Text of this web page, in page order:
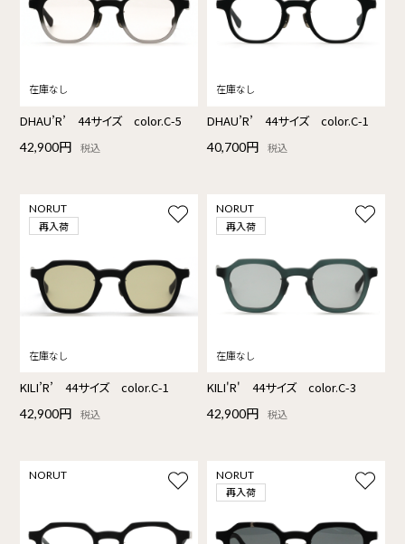
DHAU’R’ 44サイズ color.C-5
42,900円 税込
DHAU’R’ 44サイズ color.C-1
40,700円 税込
NORUT
再入荷
KILI’R’ 44サイズ color.C-1
42,900円 税込
NORUT
再入荷
KILI'R' 44サイズ color.C-3
42,900円 税込
NORUT NORUT
再入荷